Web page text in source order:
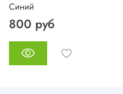
Синий
800 руб